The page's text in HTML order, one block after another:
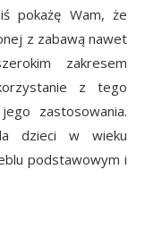
pokażę Wam, że
z zabawą nawet
zakresem
z tego
zastosowania.
dzieci w wieku
podstawowym i